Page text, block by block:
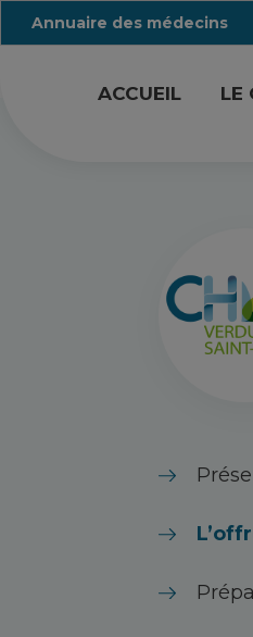
Annuaire des médecins
ACCUEIL LE